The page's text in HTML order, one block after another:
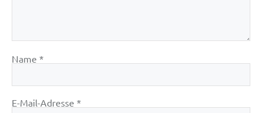
Name *
E-Mail-Adresse *